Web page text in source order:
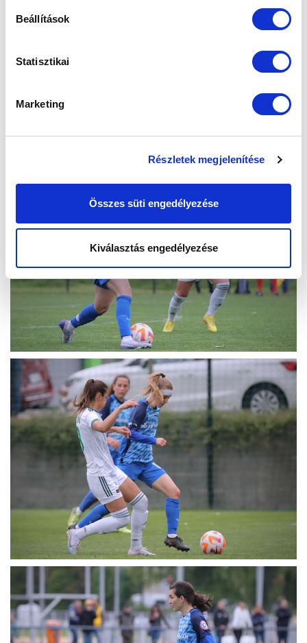
Beállítások
Statisztikai
Marketing
Részletek megjelenítése
Összes süti engedélyezése
Kiválasztás engedélyezése